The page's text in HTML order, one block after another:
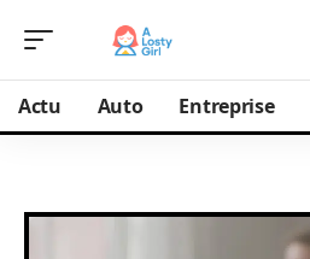
Actu Auto Entreprise